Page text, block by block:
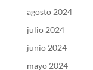
agosto 2024
julio 2024
junio 2024
mayo 2024